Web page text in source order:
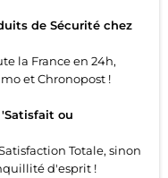
de Sécurité chez
la France en 24h,
et Chronopost !
'Satisfait ou
Totale, sinon
d'esprit !